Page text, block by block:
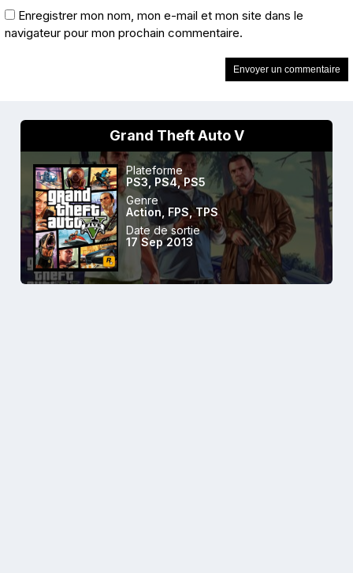
Enregistrer mon nom, mon e-mail et mon site dans le
navigateur pour mon prochain commentaire.
Grand Theft Auto V
Plateforme
PS3 PS4,PS5
Genre
Action FPS,TPS
Date de sortie
17 Sep 2013